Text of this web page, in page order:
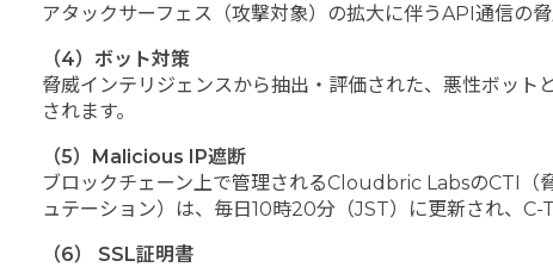
アタックサーフェス（攻撃対象）の拡大に伴うAPI通信の
（4）ボット対策
脅威インテリジェンスから抽出・評価された、悪性ボッ
されます。
（5）Malicious IP遮断
ブロックチェーン上で管理されるCloudbric LabsのCTI（
ュテーション）は、毎日10時20分（JST）に更新され、
（6） SSL証明書